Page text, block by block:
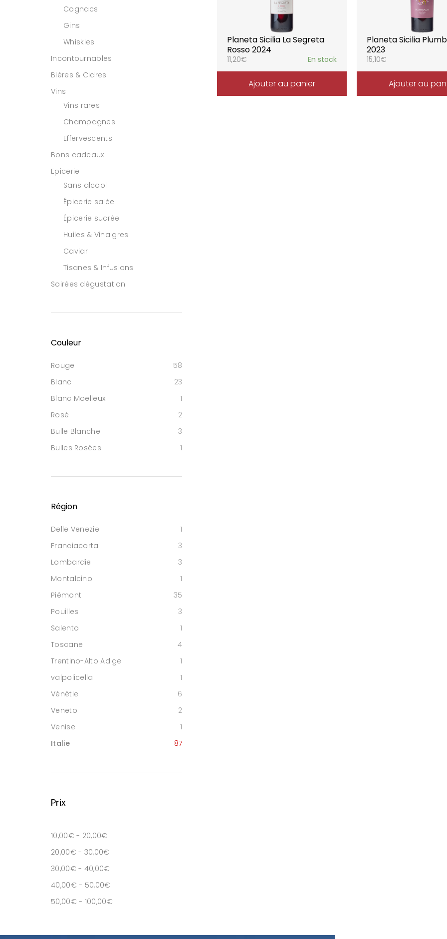
Planeta Sicilia La Segreta
Rosso 2024
11,20€ En stock
Ajouter au panier
Planeta Sicilia
2023
15,10€
Ajouter au
Cognacs
Gins
Whiskies
Incontournables
Bières & Cidres
Vins
Vins rares
Champagnes
Effervescents
Bons cadeaux
Epicerie
Sans alcool
Épicerie salée
Épicerie sucrée
Huiles & Vinaigres
Caviar
Tisanes & Infusions
Soirées dégustation
Couleur
Rouge
58
Blanc
23
Blanc Moelleux
1
Rosé
2
Bulle Blanche
3
Bulles Rosées
1
Région
Delle Venezie
1
Franciacorta
3
Lombardie
3
Montalcino
1
Piémont
35
Pouilles
3
Salento
1
Toscane
4
Trentino-Alto Adige
1
valpolicella
1
Vénétie
6
Veneto
2
Venise
1
Italie
87
Prix
10,00€ - 20,00€
20,00€ - 30,00€
30,00€ - 40,00€
40,00€ - 50,00€
50,00€ - 100,00€